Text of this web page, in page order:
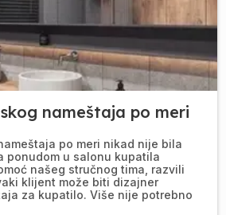
nameštaja po meri
po meri nikad nije bila
ponudom u salonu kupatila
našeg stručnog tima, razvili
klijent može biti dizajner
za kupatilo. Više nije potrebno